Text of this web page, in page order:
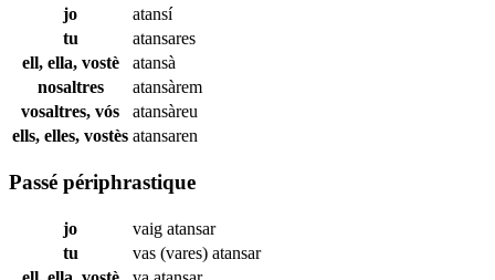
jo
atansí
tu
atansares
ell, ella, vostè
atansà
nosaltres
atansàrem
vosaltres, vós
atansàreu
ells, elles, vostès atansaren
Passé périphrastique
jo vaig atansar
tu
vas (vares) atansar